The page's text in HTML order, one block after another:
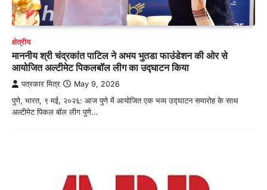
क्षेत्रीय
माननीय श्री चंद्रकांत पाटिल ने अभय भुतडा फाउंडेशन की ओर से
आयोजित अल्टीमेट पिकलबॉल लीग का उद्घाटन किया
पत्रकार मित्र May 9, 2026
पुणे, भारत, ९ मई, २०२६: आज पुणे में आयोजित एक भव्य उद्घाटन समारोह के साथ
अल्टीमेट पिकल बॉल लीग पुणे…